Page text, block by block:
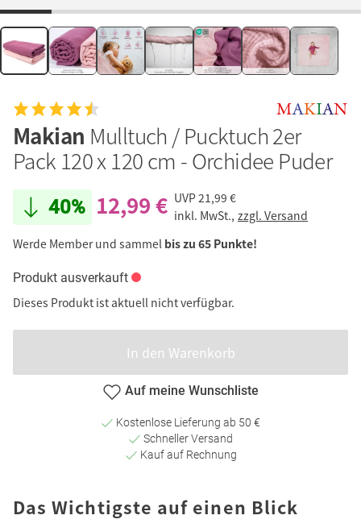
Makian Mulltuch / Pucktuch 2er
Pack 120 x 120 cm - Orchidee Puder
40% 12,99 € UVP21,99 €
inkl. MwSt., zzgl. Versand
Werde Member und sammel bis zu 65 Punkte!
Produkt ausverkauft
Dieses Produkt ist aktuell nicht verfügbar.
In den Warenkorb
Auf meine Wunschliste
Kostenlose Lieferung ab 50 €
Schneller Versand
Kauf auf Rechnung
Das Wichtigste auf einen Blick